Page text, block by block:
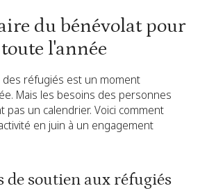
du bénévolat pour
l'année
des réfugiés est un moment
Mais les besoins des personnes
pas un calendrier. Voici comment
en juin à un engagement
de soutien aux réfugiés